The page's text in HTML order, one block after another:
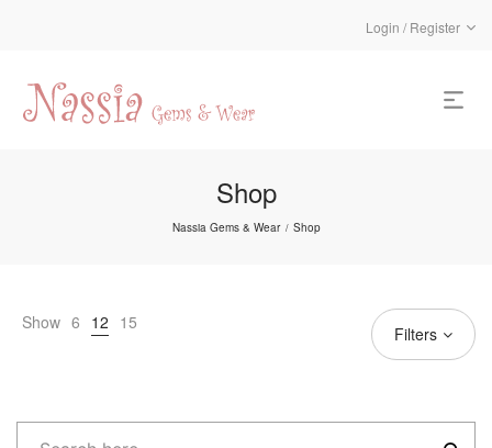
Login / Register
Shop
Nassia Gems & Wear / Shop
Show 6 12 15
Filters